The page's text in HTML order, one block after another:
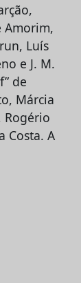
Amorim,
Luís
e J. M.
de
Márcia
Rogério
Costa. A